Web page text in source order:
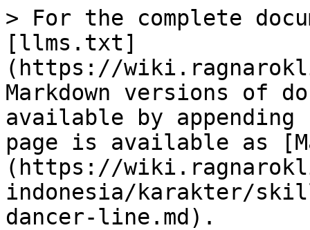
> For the complete
[llms.txt]
(https://
Markdown versions of
available by
page is available as
(https://
indonesia/karakter/
dancer-line.md).